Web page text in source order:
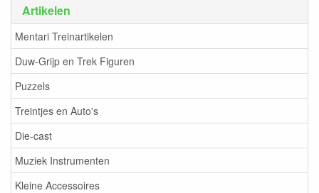
Artikelen
Mentari Treinartikelen
Duw-Grijp en Trek Figuren
Puzzels
Treintjes en Auto's
Die-cast
Muziek Instrumenten
Kleine Accessoires